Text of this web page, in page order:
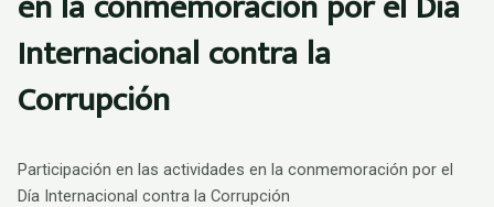
Internacional contra la
Corrupción
Participación en las actividades en la conmemoración por el
Día Internacional contra la Corrupción